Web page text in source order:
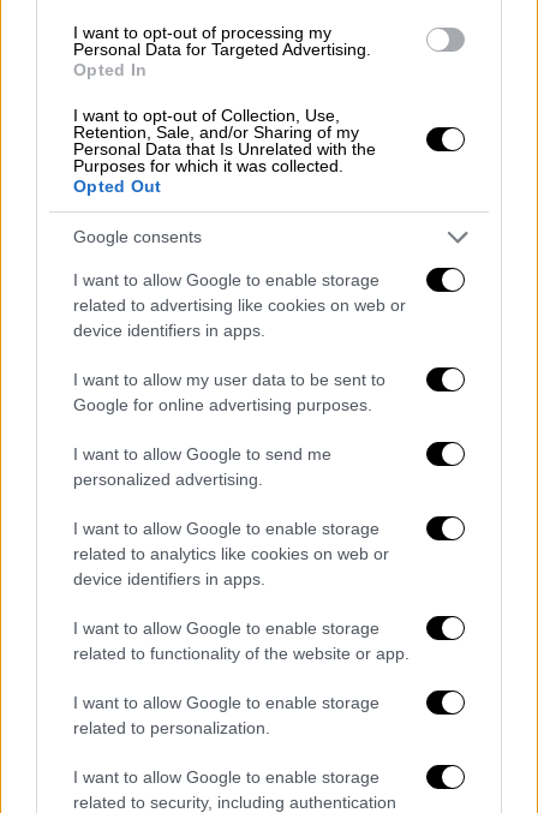
I want to opt-out of processing my
Personal Data for Targeted Advertising.
Opted In
I want to opt-out of Collection, Use,
Retention, Sale, and/or Sharing of my
Personal Data that Is Unrelated with the
Purposes for which it was collected.
Opted Out
Google consents
I want to allow Google to enable storage
related to advertising like cookies on web or
device identifiers in apps.
I want to allow my user data to be sent to
Google for online advertising purposes.
I want to allow Google to send me
personalized advertising.
I want to allow Google to enable storage
related to analytics like cookies on web or
device identifiers in apps.
I want to allow Google to enable storage
related to functionality of the website or app.
I want to allow Google to enable storage
related to personalization.
I want to allow Google to enable storage
related to security, including authentication
Κόσμος|01.06.2026 17:55
Αλβανία: «Πρώτη φορά ακούω για
απάντηση Ράμα προς Αθήνα
Ελληνικού ΥΠΕΞ, καθώς δεν επρόκειτο για
κρατική βία, όπως αυτή κατά των Αλβανών
κρατουμένων στις ελληνικές φυλακές»,
ανέφερε - μεταξύ άλλων - ο Αλβανός
πρωθυπουργός